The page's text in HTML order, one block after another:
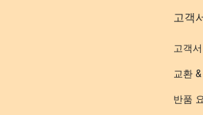
고객
고객
교환
반품